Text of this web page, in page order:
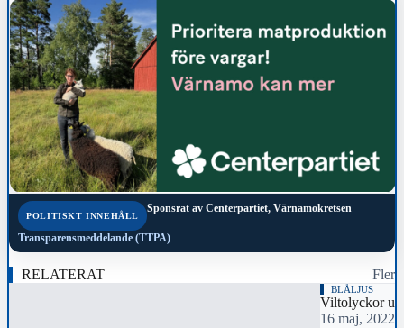
POLITISKT INNEHÅLL
Sponsrat av Centerpartiet, Värnamokretsen
Transparensmeddelande (TTPA)
RELATERAT Fler
BLÅLJUS
Viltolyckor
16 maj, 2022